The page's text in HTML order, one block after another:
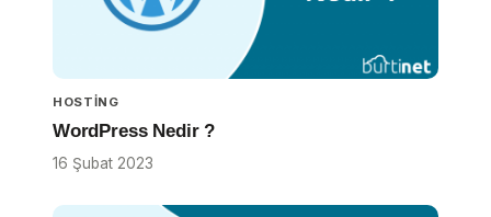
HOSTING
WordPress Nedir ?
16 Şubat 2023